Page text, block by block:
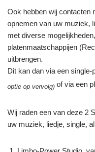
Ook hebben wij contacten
opnemen van uw muziek,
met diverse
platenmaatschappijen
uitbrengen.
Dit kan dan via een
optie op vervolg) of via een
Wij raden een van deze 2
uw muziek, liedje, single,